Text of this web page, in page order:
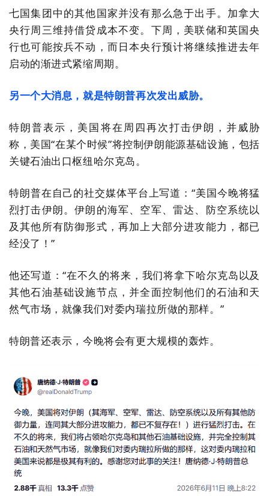
七国集团中的其他国家并没有那么急于出手。加拿大
央行周三维持借贷成本不变。下周，美联储和英国央
行也可能按兵不动，而日本央行预计将继续推进去年
启动的渐进式紧缩周期。
另一个大消息，就是特朗普再次发出威胁。
特朗普表示，美国将在周四再次打击伊朗，并威胁
称，美国“在某个时候”将控制伊朗能源基础设施，包括
关键石油出口枢纽哈尔克岛。
特朗普在自己的社交媒体平台上写道：“美国今晚将猛
烈打击伊朗。伊朗的海军、空军、雷达、防空系统以
及其他所有防御形式，再加上大部分进攻能力，都已
经没了！”
他还写道：“在不久的将来，我们将拿下哈尔克岛以及
其他石油基础设施节点，并全面控制他们的石油和天
然气市场，就像我们对委内瑞拉所做的那样。”
特朗普还表示，今晚将会有更大规模的轰炸。